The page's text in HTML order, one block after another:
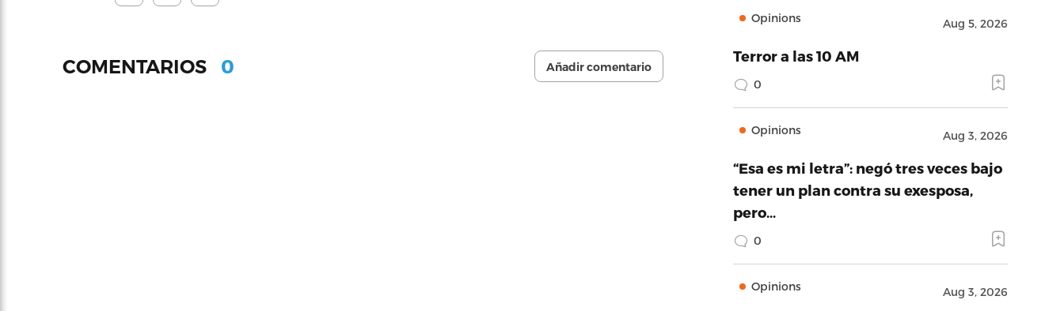
COMENTARIOS 0 Añadir comentario
Opinions Aug 5, 2026
Terror a las 10 AM
0
Opinions Aug 3, 2026
“Esa es mi letra”: negó tres veces bajo
tener un plan contra su exesposa,
pero…
0
Opinions Aug 3, 2026